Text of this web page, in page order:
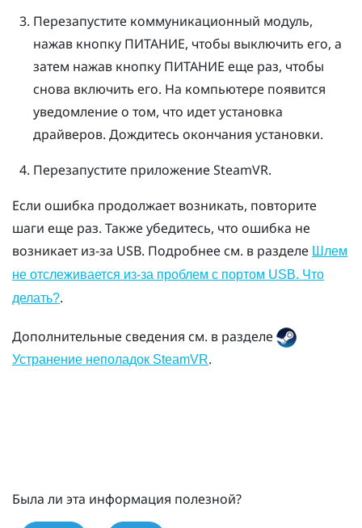
Перезапустите коммуникационный модуль,
нажав кнопку ПИТАНИЕ, чтобы выключить его, а
затем нажав кнопку ПИТАНИЕ еще раз, чтобы
снова включить его. На компьютере появится
уведомление о том, что идет установка
драйверов. Дождитесь окончания установки.
Перезапустите приложение SteamVR.
Если ошибка продолжает возникать, повторите
шаги еще раз. Также убедитесь, что ошибка не
возникает из-за USB. Подробнее см. в разделе Шлем
не отслеживается из-за проблем с портом USB. Что
делать?.
Дополнительные сведения см. в разделе
Устранение неполадок SteamVR.
Была ли эта информация полезной?